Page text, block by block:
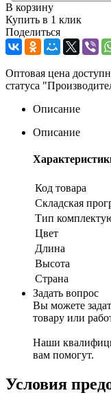
В корзину
Купить в 1 клик
Поделиться
Оптовая цена
статуса
Описание
Описание
Код товара
Складская
Тип
Цвет
Длина
Высота
Страна
Задать вопрос
Вы можете
товару или
Наши
вам помогут.
Условия